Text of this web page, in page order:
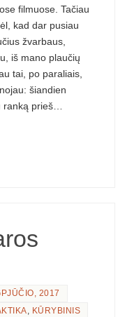
filmuose. Tačiau
kad dar pusiau
žvarbaus,
iš mano plaučių
tai, po paraliais,
šiandien
prieš…
2017
, KŪRYBINIS